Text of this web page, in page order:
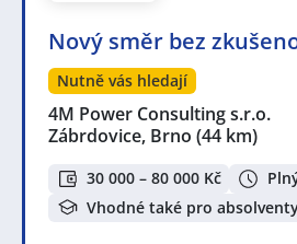
Nový směr bez
Nutně vás hledají
4M Power Consulting s.r.o.
Zábrdovice, Brno (44 km)
30 000 – 80 000 Kč
Vhodné také pro